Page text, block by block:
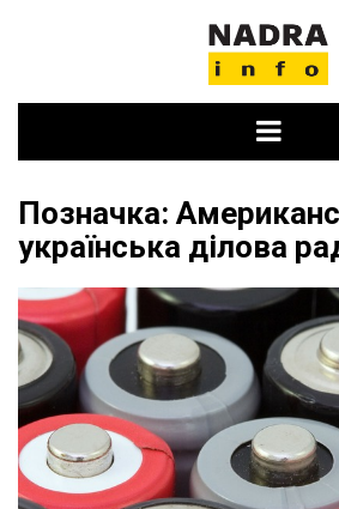
Позначка:
українська ділова